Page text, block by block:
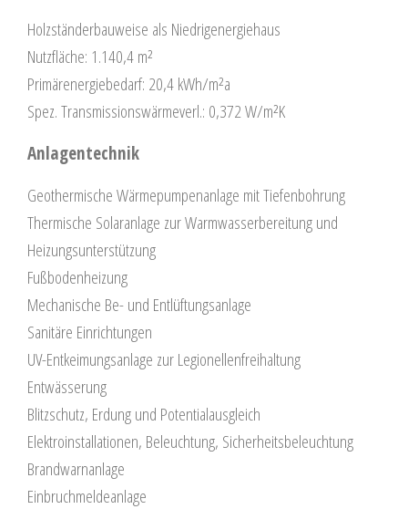
Holzständerbauweise als Niedrigenergiehaus
Nutzfläche: 1.140,4 m²
Primärenergiebedarf: 20,4 kWh/m²a
Spez. Transmissionswärmeverl.: 0,372 W/m²K
Anlagentechnik
Geothermische Wärmepumpenanlage mit Tiefenbohrung
Thermische Solaranlage zur Warmwasserbereitung und
Heizungsunterstützung
Fußbodenheizung
Mechanische Be- und Entlüftungsanlage
Sanitäre Einrichtungen
UV-Entkeimungsanlage zur Legionellenfreihaltung
Entwässerung
Blitzschutz, Erdung und Potentialausgleich
Elektroinstallationen, Beleuchtung, Sicherheitsbeleuchtung
Brandwarnanlage
Einbruchmeldeanlage